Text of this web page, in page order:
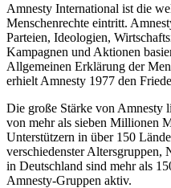
Amnesty International ist die
Menschenrechte eintritt.
Parteien, Ideologien,
Kampagnen und Aktionen
Allgemeinen Erklärung der
erhielt Amnesty 1977 den
Die große Stärke von Amnesty
von mehr als sieben Millionen
Unterstützern in über 150
verschiedenster
in Deutschland sind mehr als
Amnesty-Gruppen aktiv.